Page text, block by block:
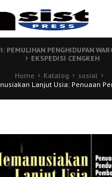
PEMULIHAN PENGHIDUPAN
EKSPEDISI CENGKEH
Home
Katalog
sosial
Lanjut Usia: Penuaan